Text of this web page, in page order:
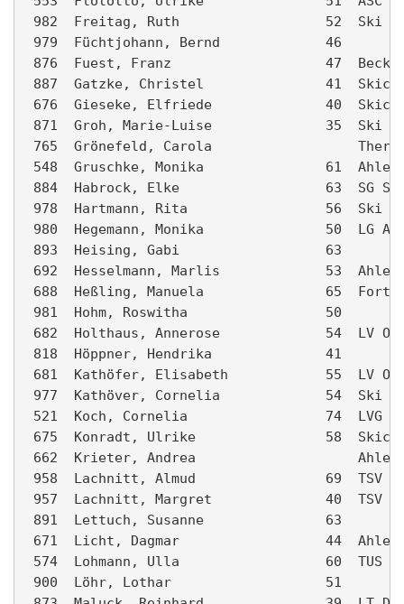
982  Freitag, Ruth                  52  Ski
979  Füchtjohann, Bernd             46
876  Fuest, Franz                   47
887  Gatzke, Christel               41
676  Gieseke, Elfriede              40
871  Groh, Marie-Luise              35  Ski
765  Grönefeld, Carola
548  Gruschke, Monika               61
884  Habrock, Elke                  63  SG
978  Hartmann, Rita                 56  Ski
980  Hegemann, Monika               50
893  Heising, Gabi                  63
692  Hesselmann, Marlis             53
688  Heßling, Manuela               65
981  Hohm, Roswitha                 50
682  Holthaus, Annerose             54
818  Höppner, Hendrika
681  Kathöfer, Elisabeth            55
977  Kathöver, Cornelia             54
521  Koch, Cornelia                 74
675  Konradt, Ulrike                58
662  Krieter, Andrea
958  Lachnitt, Almud                69
957  Lachnitt, Margret              40
891  Lettuch, Susanne               63
671  Licht, Dagmar                  44
574  Lohmann, Ulla                  60  TUS
900  Löhr, Lothar                   51